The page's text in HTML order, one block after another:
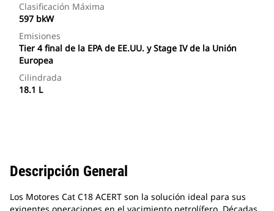
Clasificación Máxima
597 bkW
Emisiones
Tier 4 final de la EPA de EE.UU. y Stage IV de la Unión
Europea
Cilindrada
18.1 L
Descripción General
Los Motores Cat C18 ACERT son la solución ideal para sus